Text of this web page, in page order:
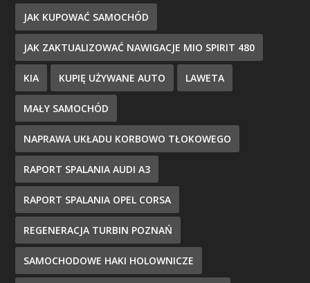
JAK KUPOWAĆ SAMOCHÓD
JAK ZAKTUALIZOWAĆ NAWIGACJE MIO SPIRIT 480
KIA KUPIĘ UŻYWANE AUTO LAWETA
MAŁY SAMOCHÓD
NAPRAWA UKŁADU KORBOWO TŁOKOWEGO
RAPORT SPALANIA AUDI A3
RAPORT SPALANIA OPEL CORSA
REGENERACJA TURBIN POZNAŃ
SAMOCHODOWE HAKI HOLOWNICZE